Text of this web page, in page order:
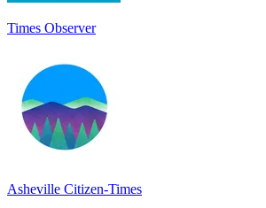
Times Observer
Asheville Citizen-Times